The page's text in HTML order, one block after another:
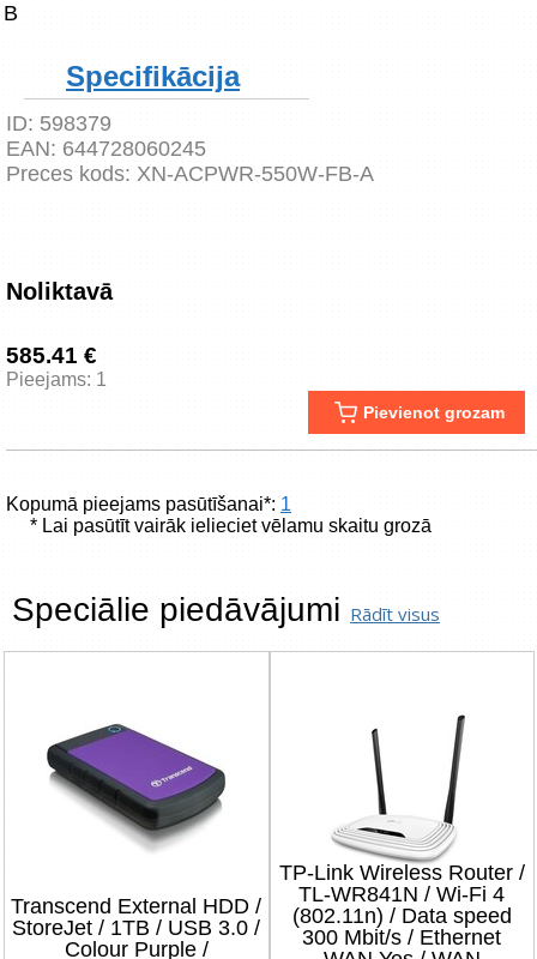
B
Specifikācija
ID: 598379
EAN: 644728060245
Preces kods: XN-ACPWR-550W-FB-A
Noliktavā
585.41 €
Pieejams: 1
Pievienot grozam
Kopumā pieejams pasūtīšanai*: 1
* Lai pasūtīt vairāk ielieciet vēlamu skaitu grozā
Speciālie piedāvājumi Rādīt visus
Transcend External HDD /
StoreJet / 1TB / USB 3.0 /
Colour Purple /
TP-Link Wireless Router /
TL-WR841N / Wi-Fi 4
(802.11n) / Data speed
300 Mbit/s / Ethernet